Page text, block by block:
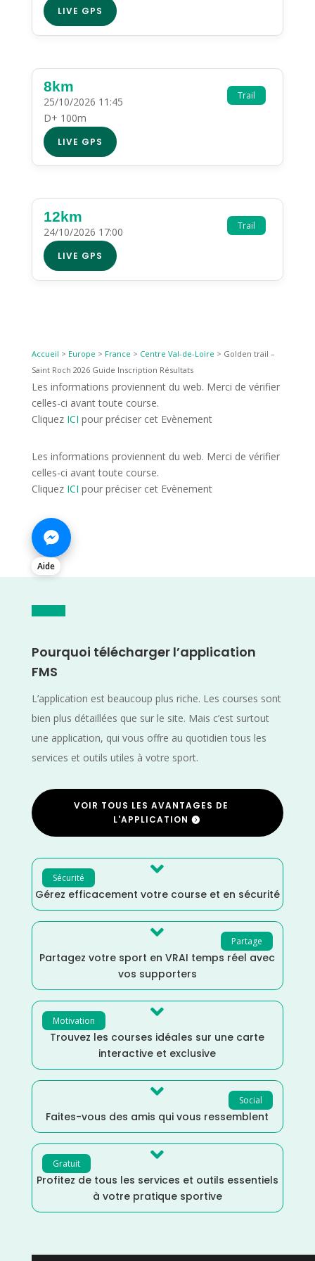
LIVE GPS
Trail
8km
25/10/2026 11:45
D+ 100m
LIVE GPS
Trail
12km
24/10/2026 17:00
LIVE GPS
Accueil > Europe > France > Centre Val-de-Loire > Golden trail –
Saint Roch 2026 Guide Inscription Résultats
Les informations proviennent du web. Merci de vérifier
celles-ci avant toute course.
Cliquez ICI pour préciser cet Evènement
Les informations proviennent du web. Merci de vérifier
celles-ci avant toute course.
Cliquez ICI pour préciser cet Evènement
Aide
Pourquoi télécharger l’application
FMS
L’application est beaucoup plus riche. Les courses sont
bien plus détaillées que sur le site. Mais c’est surtout
une application, qui vous offre au quotidien tous les
services et outils utiles à votre sport.
VOIR TOUS LES AVANTAGES DE
L'APPLICATION
Sécurité 
Gérez efficacement votre course et en sécurité
Partage

Partagez votre sport en VRAI temps réel avec
vos supporters
Motivation 
Trouvez les courses idéales sur une carte
interactive et exclusive
Social

Faites-vous des amis qui vous ressemblent
Gratuit 
Profitez de tous les services et outils essentiels
à votre pratique sportive